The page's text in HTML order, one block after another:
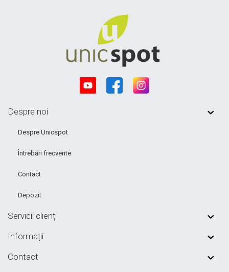
Despre noi
Despre Unicspot
Întrebări frecvente
Contact
Depozit
Servicii clienți
Informații
Contact